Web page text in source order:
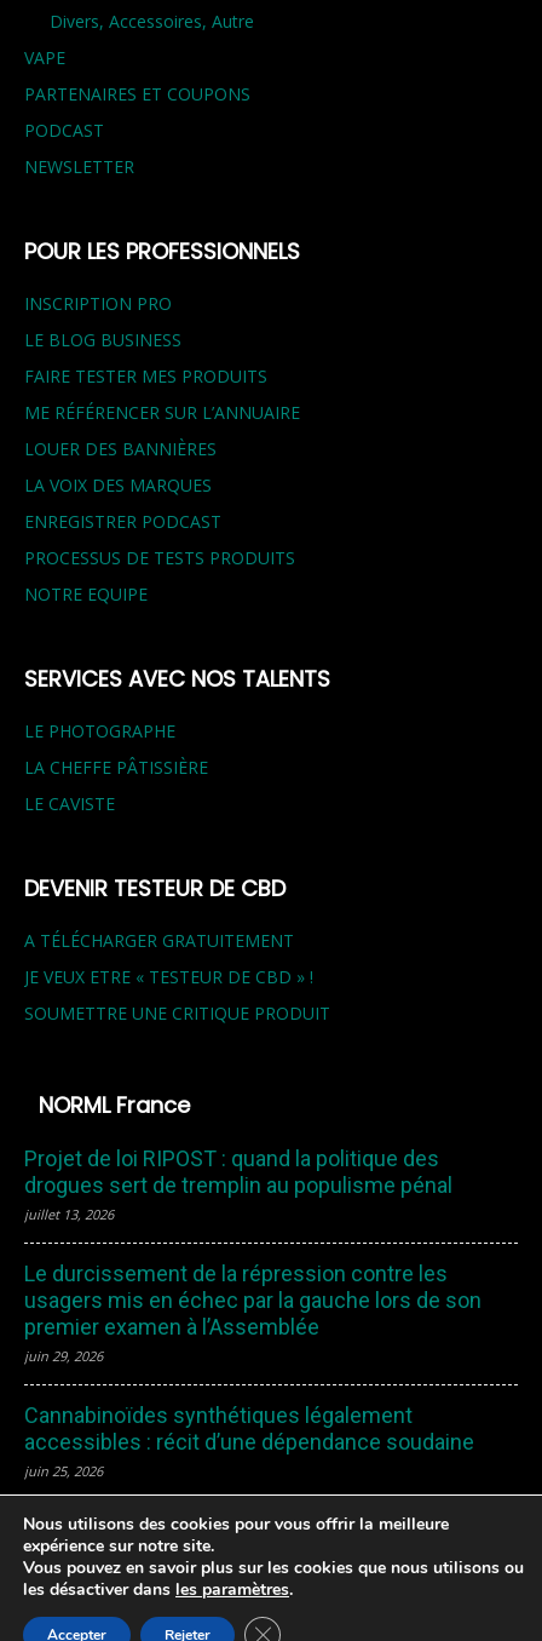
Divers, Accessoires, Autre
VAPE
PARTENAIRES ET COUPONS
PODCAST
NEWSLETTER
POUR LES PROFESSIONNELS
INSCRIPTION PRO
LE BLOG BUSINESS
FAIRE TESTER MES PRODUITS
ME RÉFÉRENCER SUR L’ANNUAIRE
LOUER DES BANNIÈRES
LA VOIX DES MARQUES
ENREGISTRER PODCAST
PROCESSUS DE TESTS PRODUITS
NOTRE EQUIPE
SERVICES AVEC NOS TALENTS
LE PHOTOGRAPHE
LA CHEFFE PÂTISSIÈRE
LE CAVISTE
DEVENIR TESTEUR DE CBD
A TÉLÉCHARGER GRATUITEMENT
JE VEUX ETRE « TESTEUR DE CBD » !
SOUMETTRE UNE CRITIQUE PRODUIT
NORML France
Projet de loi RIPOST : quand la politique des
drogues sert de tremplin au populisme pénal
juillet 13, 2026
Le durcissement de la répression contre les
usagers mis en échec par la gauche lors de son
premier examen à l’Assemblée
juin 29, 2026
Cannabinoïdes synthétiques légalement
accessibles : récit d’une dépendance soudaine
juin 25, 2026
Mentions Légales – Politique de confidentialité – Cookies
Remboursement et Retours| Une création ColorfulStrategy LDA
Nous utilisons des cookies pour vous offrir la meilleure
expérience sur notre site.
Vous pouvez en savoir plus sur les cookies que nous utilisons ou
les désactiver dans les paramètres.
Accepter Rejeter Fermer la bannière des cookies